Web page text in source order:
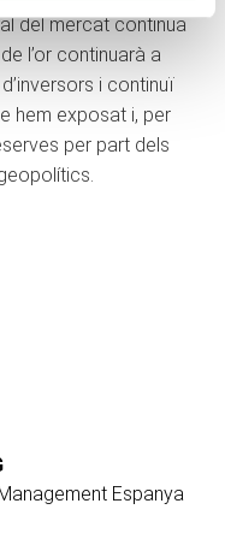
del mercat continua
l’or continuarà a
i continuï
hem exposat i, per
per part dels
Espanya